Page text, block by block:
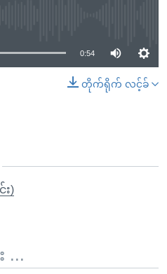
currently available
0:54
တိုက်ရိုက် လင့်ခ်
း)
...